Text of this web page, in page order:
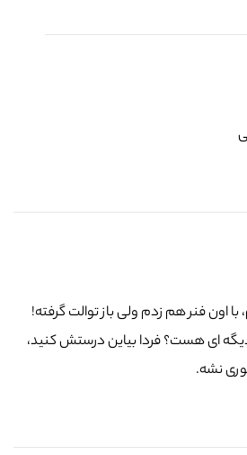
اون فنر هم زدم ولی باز توالت گرفته!
ای هست؟ فردا بیاین درستش کنید،
نشه.